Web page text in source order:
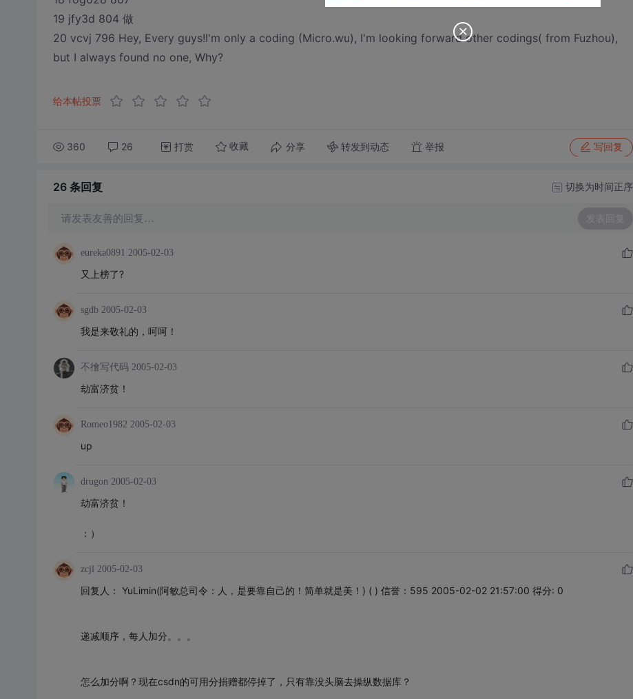
19 jfy3d 804 做
20 vcvj 796 Hey, Every guys!I'm only a coding (Micro.wu), I'm looking forward other codings( from Fuzhou),
but I always found no one, Why?
给本帖投票
360 26 打赏 收藏 分享 转发到动态 举报 写回复
26 条回复 切换为时间正序
请发表友善的回复… 发表回复
eureka0891 2005-02-03
又上榜了?
sgdb 2005-02-03
我是来敬礼的，呵呵！
不徻写代码 2005-02-03
劫富济贫！
Romeo1982 2005-02-03
up
drugon 2005-02-03
劫富济贫！
：）
zcjl 2005-02-03
回复人： YuLimin(阿敏总司令：人，是要靠自己的！简单就是美！) ( ) 信誉：595 2005-02-02 21:57:00 得分: 0
递减顺序，每人加分。。。
怎么加分啊？现在csdn的可用分捐赠都停掉了，只有靠没头脑去操纵数据库？